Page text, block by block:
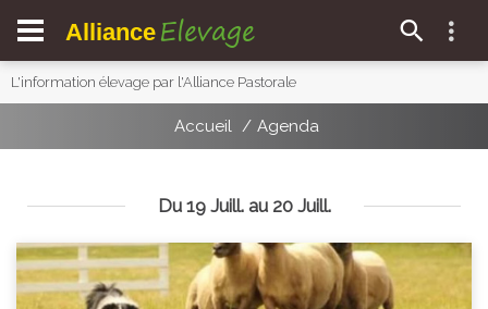
Alliance Elevage
L'information élevage par l'Alliance Pastorale
Accueil Agenda
Du 19 Juill. au 20 Juill.